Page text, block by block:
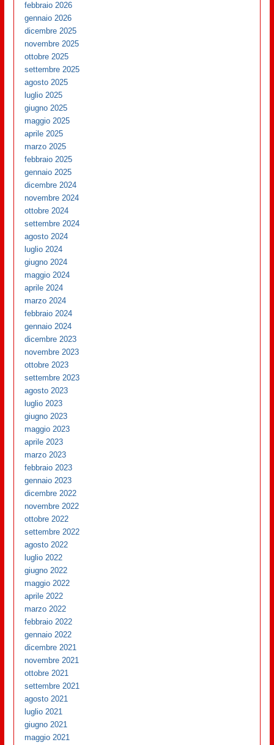
febbraio 2026
gennaio 2026
dicembre 2025
novembre 2025
ottobre 2025
settembre 2025
agosto 2025
luglio 2025
giugno 2025
maggio 2025
aprile 2025
marzo 2025
febbraio 2025
gennaio 2025
dicembre 2024
novembre 2024
ottobre 2024
settembre 2024
agosto 2024
luglio 2024
giugno 2024
maggio 2024
aprile 2024
marzo 2024
febbraio 2024
gennaio 2024
dicembre 2023
novembre 2023
ottobre 2023
settembre 2023
agosto 2023
luglio 2023
giugno 2023
maggio 2023
aprile 2023
marzo 2023
febbraio 2023
gennaio 2023
dicembre 2022
novembre 2022
ottobre 2022
settembre 2022
agosto 2022
luglio 2022
giugno 2022
maggio 2022
aprile 2022
marzo 2022
febbraio 2022
gennaio 2022
dicembre 2021
novembre 2021
ottobre 2021
settembre 2021
agosto 2021
luglio 2021
giugno 2021
maggio 2021